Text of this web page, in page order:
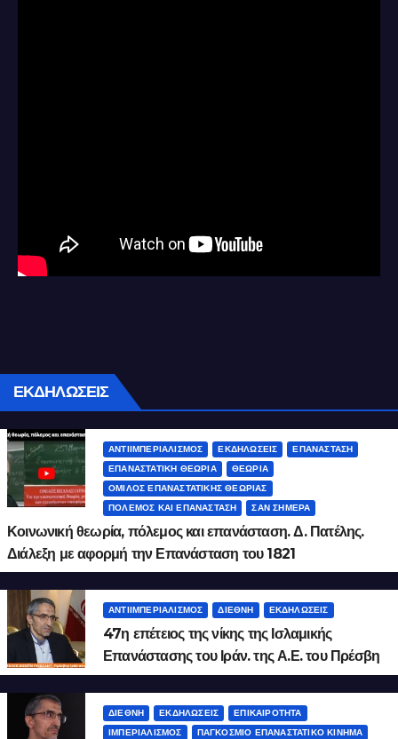
ΕΚΔΗΛΩΣΕΙΣ
ΑΝΤΙΙΜΠΕΡΙΑΛΙΣΜΌΣ ΕΚΔΗΛΏΣΕΙΣ
ΕΠΑΝΆΣΤΑΣΗ
ΕΠΑΝΑΣΤΑΤΙΚΉ ΘΕΩΡΊΑ
ΘΕΩΡΊΑ
ΌΜΙΛΟΣ ΕΠΑΝΑΣΤΑΤΙΚΉΣ ΘΕΩΡΊΑΣ
ΠΌΛΕΜΟΣ ΚΑΙ ΕΠΑΝΆΣΤΑΣΗ
ΣΑΝ ΣΉΜΕΡΑ
Κοινωνική θεωρία, πόλεμος και επανάσταση. Δ. Πατέλης.
Διάλεξη με αφορμή την Επανάσταση του 1821
ΑΝΤΙΙΜΠΕΡΙΑΛΙΣΜΌΣ ΔΙΕΘΝΉ ΕΚΔΗΛΏΣΕΙΣ
47η επέτειος της νίκης της Ισλαμικής
Επανάστασης του Ιράν. της Α.Ε. του Πρέσβη
του Ιράν Μάλεκ Χοσεΐν Γκιβζάντ
ΔΙΕΘΝΉ ΕΚΔΗΛΏΣΕΙΣ
ΕΠΙΚΑΙΡΌΤΗΤΑ
ΙΜΠΕΡΙΑΛΙΣΜΌΣ
ΠΑΓΚΌΣΜΙΟ ΕΠΑΝΑΣΤΑΤΙΚΌ ΚΊΝΗΜΑ